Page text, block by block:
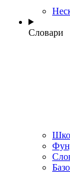
Словари